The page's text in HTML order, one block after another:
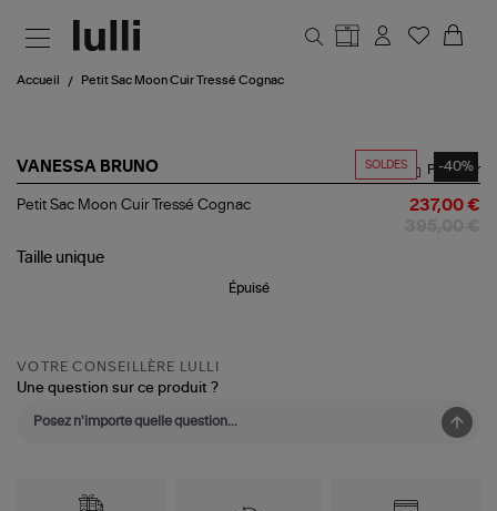
Accueil Petit Sac Moon Cuir Tressé Cognac
SOLDES -40%
VANESSA BRUNO
Petit
Cuir
Partager
Petit Sac Moon Cuir Tressé Cognac 237,00 €
Taille unique
Épuisé
VOTRE CONSEILLÈRE LULLI
Une question sur ce produit ?